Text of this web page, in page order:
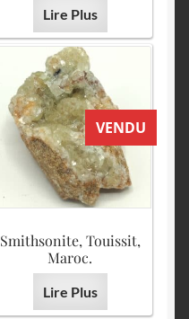
Lire Plus
VENDU
Smithsonite, Touissit,
Maroc.
Lire Plus